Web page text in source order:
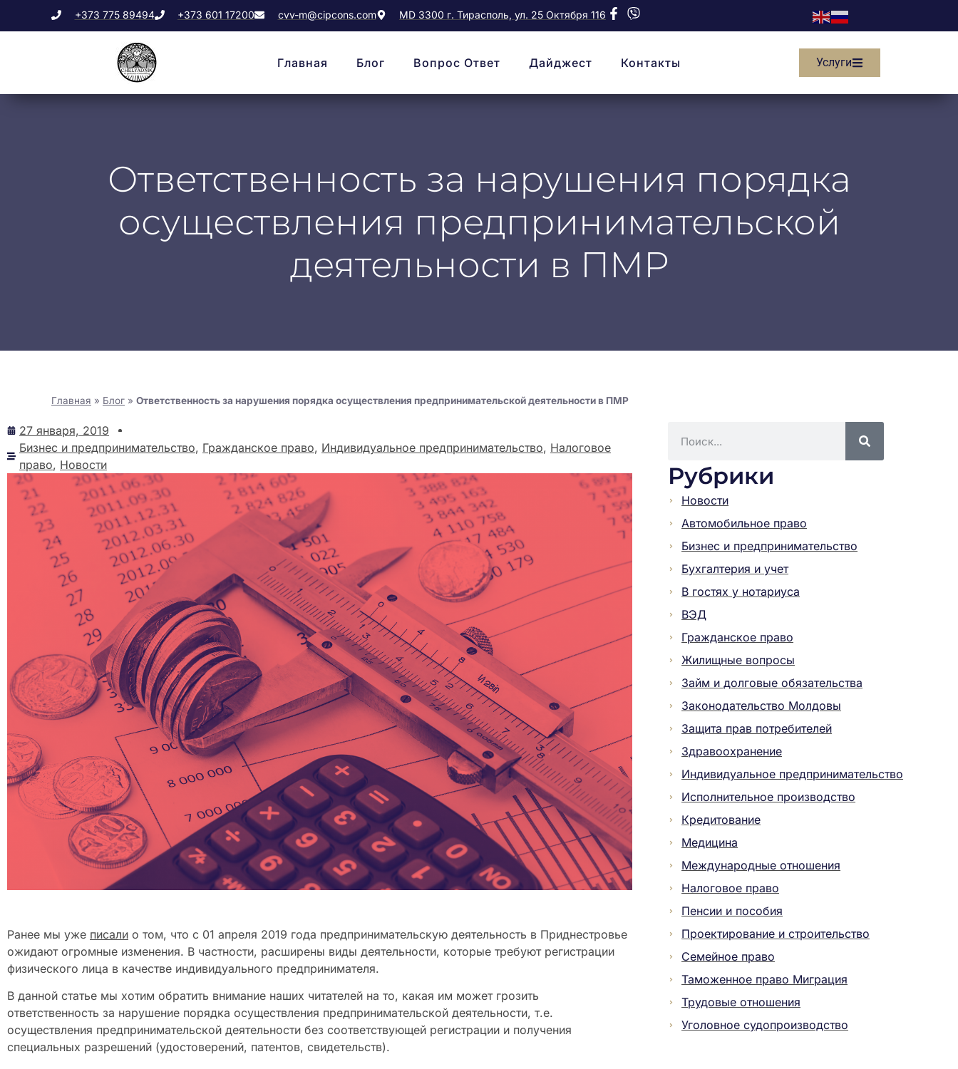
+373 775 89494 +373 601 17200 cvv-m@cipcons.com MD 3300 г. Тирасполь, ул. 25 Октября 116
Главная Блог Вопрос Ответ Дайджест Контакты Услуги
Ответственность за нарушения порядка
осуществления предпринимательской
деятельности в ПМР
Главная » Блог » Ответственность за нарушения порядка осуществления предпринимательской деятельности в ПМР
27 января, 2019
Бизнес и предпринимательство, Гражданское право, Индивидуальное предпринимательство, Налоговое
право, Новости
Ранее мы уже писали о том, что с 01 апреля 2019 года предпринимательскую деятельность в Приднестровье
ожидают огромные изменения. В частности, расширены виды деятельности, которые требуют регистрации
физического лица в качестве индивидуального предпринимателя.
В данной статье мы хотим обратить внимание наших читателей на то, какая им может грозить
ответственность за нарушение порядка осуществления предпринимательской деятельности, т.е.
осуществления предпринимательской деятельности без соответствующей регистрации и получения
специальных разрешений (удостоверений, патентов, свидетельств).
Рубрики
Новости
Автомобильное право
Бизнес и предпринимательство
Бухгалтерия и учет
В гостях у нотариуса
ВЭД
Гражданское право
Жилищные вопросы
Займ и долговые обязательства
Законодательство Молдовы
Защита прав потребителей
Здравоохранение
Индивидуальное предпринимательство
Исполнительное производство
Кредитование
Медицина
Международные отношения
Налоговое право
Пенсии и пособия
Проектирование и строительство
Семейное право
Таможенное право Миграция
Трудовые отношения
Уголовное судопроизводство